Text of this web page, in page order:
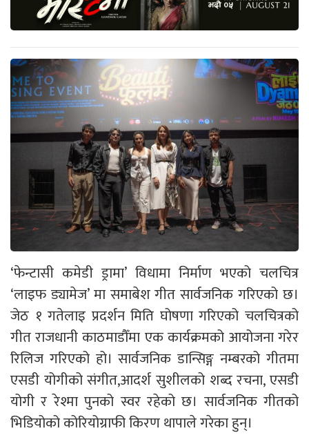
‘फेन्टासी कमेडी ड्रामा’ विधामा निर्माण भएको चलचित्र
‘लाइफ ड्यामेज’ मा समाबेश गीत सार्वजनिक गरिएको छ।
जेठ १ गतेलाइ प्रदर्शन मिति घोषणा गरिएको चलचित्रको
गीत राजधानी काठमाडौँमा एक कार्यक्रमको आयोजना गरेर
रिलिज गरिएको हो। सार्वजनिक डान्सिङ्ग नम्बरको गीतमा
एसडी योगीको संगीत,आदर्श सुशीलको शब्द रचना, एसडी
योगी र रेश्मा पुनको स्वर रहेको छ। सार्वजनिक गीतको
भिडियोको कोरियोग्राफी किरण थापाले गरेका हुन्।